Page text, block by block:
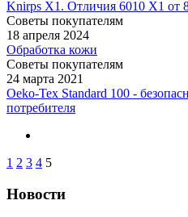
Knirps X1. Отличия 6010 X1 от
Советы покупателям
18 апреля 2024
Обработка кожи
Советы покупателям
24 марта 2021
Oeko-Tex Standard 100 -
потребителя
1 2 3 4 5
Новости